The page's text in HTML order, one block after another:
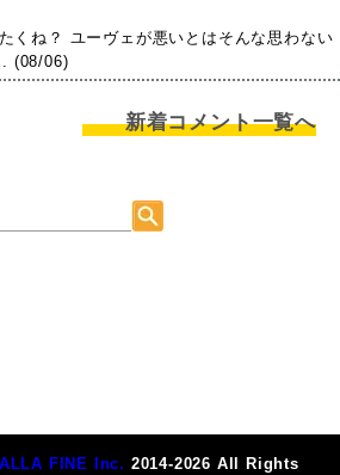
くね？ ユーヴェが悪いとはそんな思わない
(08/06)
新着コメント一覧へ
FINE Inc. 2014-2026 All Rights